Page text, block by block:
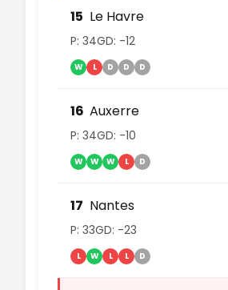
15 Le Havre
P: 34GD: -12
W L D D D
16 Auxerre
P: 34GD: -10
W W W L D
17 Nantes
P: 33GD: -23
L W L L D